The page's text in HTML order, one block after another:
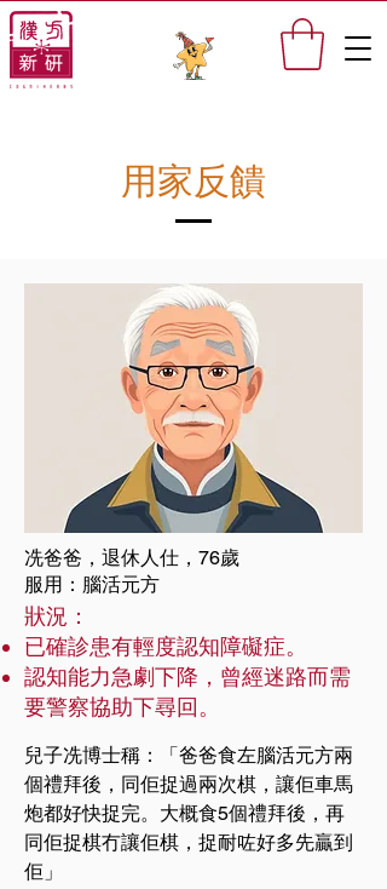
​用家反饋
冼爸爸，退休人仕，76歲
​服用：腦活元方
狀況：
已確診患有輕度認知障礙症。
認知能力急劇下降，曾經迷路而需
要警察協助下尋回。
兒子冼博士稱：「爸爸食左腦活元方兩
個禮拜後，同佢捉過兩次棋，讓佢車馬
炮都好快捉完。大概食5個禮拜後，再
同佢捉棋冇讓佢棋，捉耐咗好多先贏到
佢」